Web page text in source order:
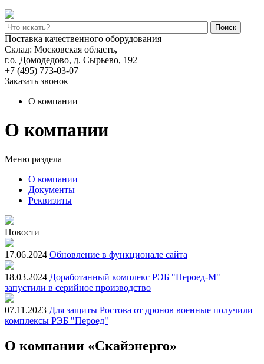
Поиск
Поставка качественного оборудования
Склад: Московская область,
г.о. Домодедово, д. Сырьево, 192
+7 (495) 773-03-07
Заказать звонок
О компании
О компании
Меню раздела
О компании
Документы
Реквизиты
Новости
17.06.2024 Обновление в функционале сайта
18.03.2024 Доработанный комплекс РЭБ "Пероед-М"
запустили в серийное производство
07.11.2023 Для защиты Ростова от дронов военные получили
комплексы РЭБ "Пероед"
О компании «Скайэнерго»